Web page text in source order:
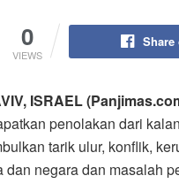
0
VIEWS
Share
ISRAEL
penolakan dari
tarik ulur, konflik,
dan negara dan masalah